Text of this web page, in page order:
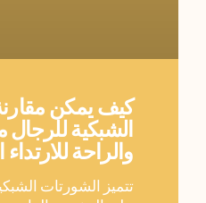
كيف يمكن
الشبكية
والراحة
تتميز الشورتات